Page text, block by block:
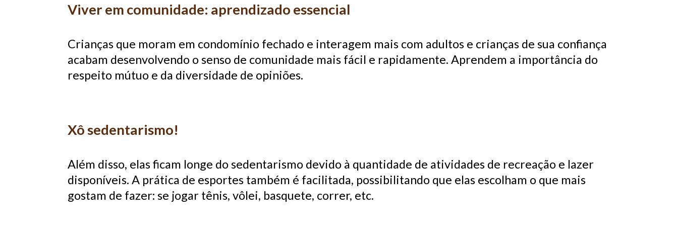
Viver em comunidade: aprendizado essencial
Crianças que moram em condomínio fechado e interagem mais com adultos e crianças de sua confiança
acabam desenvolvendo o senso de comunidade mais fácil e rapidamente. Aprendem a importância do
respeito mútuo e da diversidade de opiniões.
Xô sedentarismo!
Além disso, elas ficam longe do sedentarismo devido à quantidade de atividades de recreação e lazer
disponíveis. A prática de esportes também é facilitada, possibilitando que elas escolham o que mais
gostam de fazer: se jogar tênis, vôlei, basquete, correr, etc.